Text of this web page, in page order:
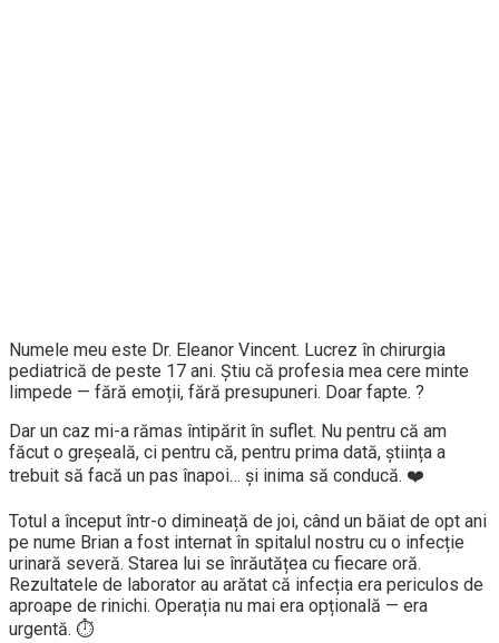
Numele meu este Dr. Eleanor Vincent. Lucrez în chirurgia
pediatrică de peste 17 ani. Știu că profesia mea cere minte
limpede — fără emoții, fără presupuneri. Doar fapte. ?
Dar un caz mi-a rămas întipărit în suflet. Nu pentru că am
făcut o greșeală, ci pentru că, pentru prima dată, știința a
trebuit să facă un pas înapoi… și inima să conducă. ❤️
Totul a început într-o dimineață de joi, când un băiat de opt ani
pe nume Brian a fost internat în spitalul nostru cu o infecție
urinară severă. Starea lui se înrăutățea cu fiecare oră.
Rezultatele de laborator au arătat că infecția era periculos de
aproape de rinichi. Operația nu mai era opțională — era
urgentă. ⏱️